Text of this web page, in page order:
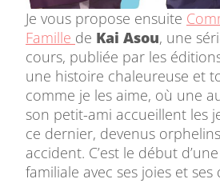
Je vous propose ensuite
Famille de Kai Asou, une
cours, publiée par les
une histoire chaleureuse et
comme je les aime, où une
son petit-ami accueillent les
ce dernier, devenus
accident. C’est le début
familiale avec ses joies et ses